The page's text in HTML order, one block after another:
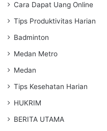
Cara Dapat Uang Online
Tips Produktivitas Harian
Badminton
Medan Metro
Medan
Tips Kesehatan Harian
HUKRIM
BERITA UTAMA